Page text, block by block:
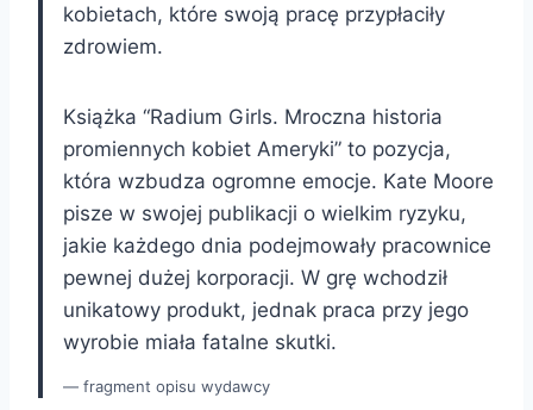
kobietach, które swoją pracę przypłaciły
zdrowiem.
Książka “Radium Girls. Mroczna historia
promiennych kobiet Ameryki” to pozycja,
która wzbudza ogromne emocje. Kate Moore
pisze w swojej publikacji o wielkim ryzyku,
jakie każdego dnia podejmowały pracownice
pewnej dużej korporacji. W grę wchodził
unikatowy produkt, jednak praca przy jego
wyrobie miała fatalne skutki.
fragment opisu wydawcy